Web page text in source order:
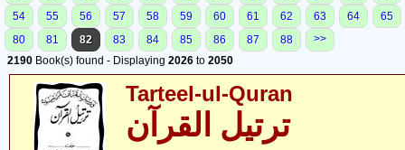
54
55 56 57 58 59 60 61 62 63 64
65
80
81 82 83 84 85 86 87 88
>>
2190 Book(s) found - Displaying 2026 to 2050
Tarteel-ul-Quran
ترتیل القرآن